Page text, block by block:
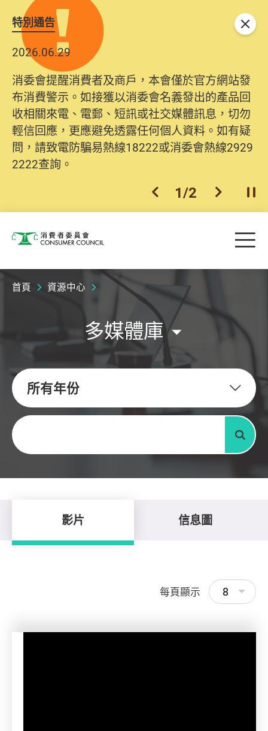
特別通告
2026.06.29
消委會提醒消費者及商戶，本會僅於官方網站發
布消費警示。如接獲以消委會名義發出的產品回
收相關來電、電郵、短訊或社交媒體訊息，切勿
輕信回應，更應避免透露任何個人資料。如有疑
問，請致電防騙易熱線18222或消委會熱線2929
2222查詢。
2025.10.31
為提升使用者體驗及網絡安全，本會的投訴處理
系統已經進行升級及推出新功能。由2025年11月
10日起，消費者需要提供基本聯絡資料（包括姓
名、電郵及電話）註冊帳戶，才可提交投訴、查
詢及建議。所有提交紀錄將清晰整合於帳戶中，
方便日後作出跟進。
上一個
2/2 下一個開
關閉
消費者委員會 目
首頁 資源中心
多媒體庫
所有年份
關鍵字
搜尋
影片 信息圖
每頁顯示 8